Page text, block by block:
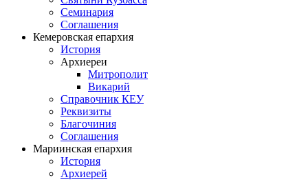
Семинария
Соглашения
Кемеровская епархия
История
Архиереи
Митрополит
Викарий
Справочник КЕУ
Реквизиты
Благочиния
Соглашения
Мариинская епархия
История
Архиерей